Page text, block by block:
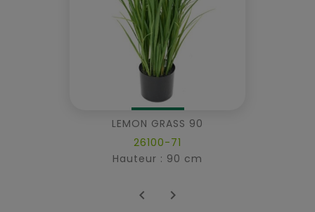
LEMON GRASS 90
26100-71
Hauteur : 90 cm
 